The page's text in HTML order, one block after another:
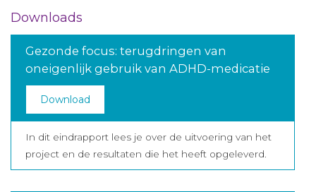
Downloads
Gezonde focus: terugdringen van
oneigenlijk gebruik van ADHD-medicatie
Download
In dit eindrapport lees je over de uitvoering van het
project en de resultaten die het heeft opgeleverd.